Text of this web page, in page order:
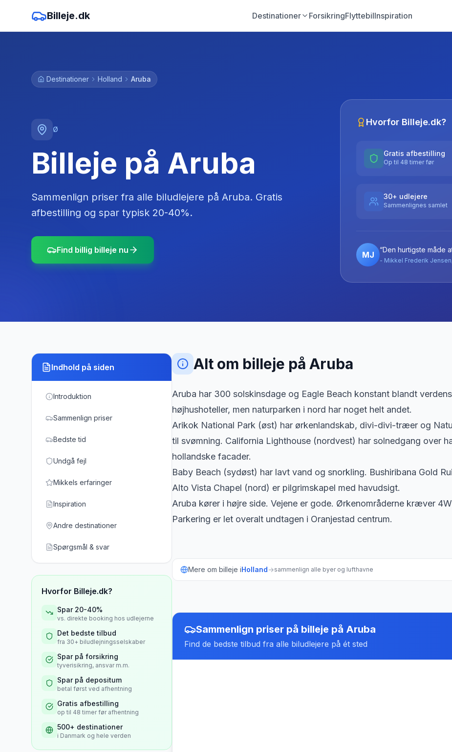
Billeje.dk Destinationer ForsikringFlyttebilInspiration
Destinationer Holland Aruba
Ø
Billeje på Aruba
Sammenlign priser fra alle biludlejere på Aruba. Gratis
afbestilling og spar typisk 20-40%.
Find billig billeje nu
Hvorfor Billeje.dk?
Gratis afbestilling
Op til 48 timer før
30+ udlejere
Sammenlignes samlet
MJ
“Den hurtigste måde
- Mikkel Frederik
Indhold på siden
Introduktion
Sammenlign priser
Bedste tid
Undgå fejl
Mikkels erfaringer
Inspiration
Andre destinationer
Spørgsmål & svar
Hvorfor Billeje.dk?
Spar 20-40%
vs. direkte booking hos udlejerne
Det bedste tilbud
fra 30+ biludlejningsselskaber
Spar på forsikring
tyverisikring, ansvar m.m.
Spar på depositum
betal først ved afhentning
Gratis afbestilling
op til 48 timer før afhentning
500+ destinationer
i Danmark og hele verden
Alt om billeje på Aruba
Aruba har 300 solskinsdage og Eagle Beach konstant blandt
højhushoteller, men naturparken i nord har noget helt andet.
Arikok National Park (øst) har ørkenlandskab, divi-divi-træer og
til svømning. California Lighthouse (nordvest) har solnedgang over
hollandske facader.
Baby Beach (sydøst) har lavt vand og snorkling. Bushiribana Gold
Alto Vista Chapel (nord) er pilgrimskapel med havudsigt.
Aruba kører i højre side. Vejene er gode. Ørkenområderne kræver
Parkering er let overalt undtagen i Oranjestad centrum.
Mere om billeje iHolland→sammenlign alle byer og lufthavne
Sammenlign priser på billeje på Aruba
Find de bedste tilbud fra alle biludlejere på ét sted